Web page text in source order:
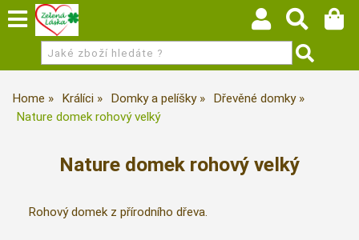
Home Králíci Domky a pelíšky
Dřevěné domky
Nature domek rohový velký
Nature domek rohový velký
Rohový domek z přírodního dřeva.